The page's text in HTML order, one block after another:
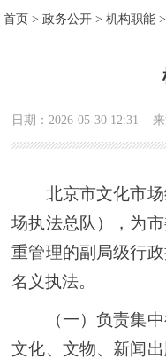
首页 >政务公开 >机构职能
日期：2026-05-30 12:31
北京市文化市场
场执法总队），为
重管理的副局级行
名义执法。
（一）负责集中
文化、文物、新闻